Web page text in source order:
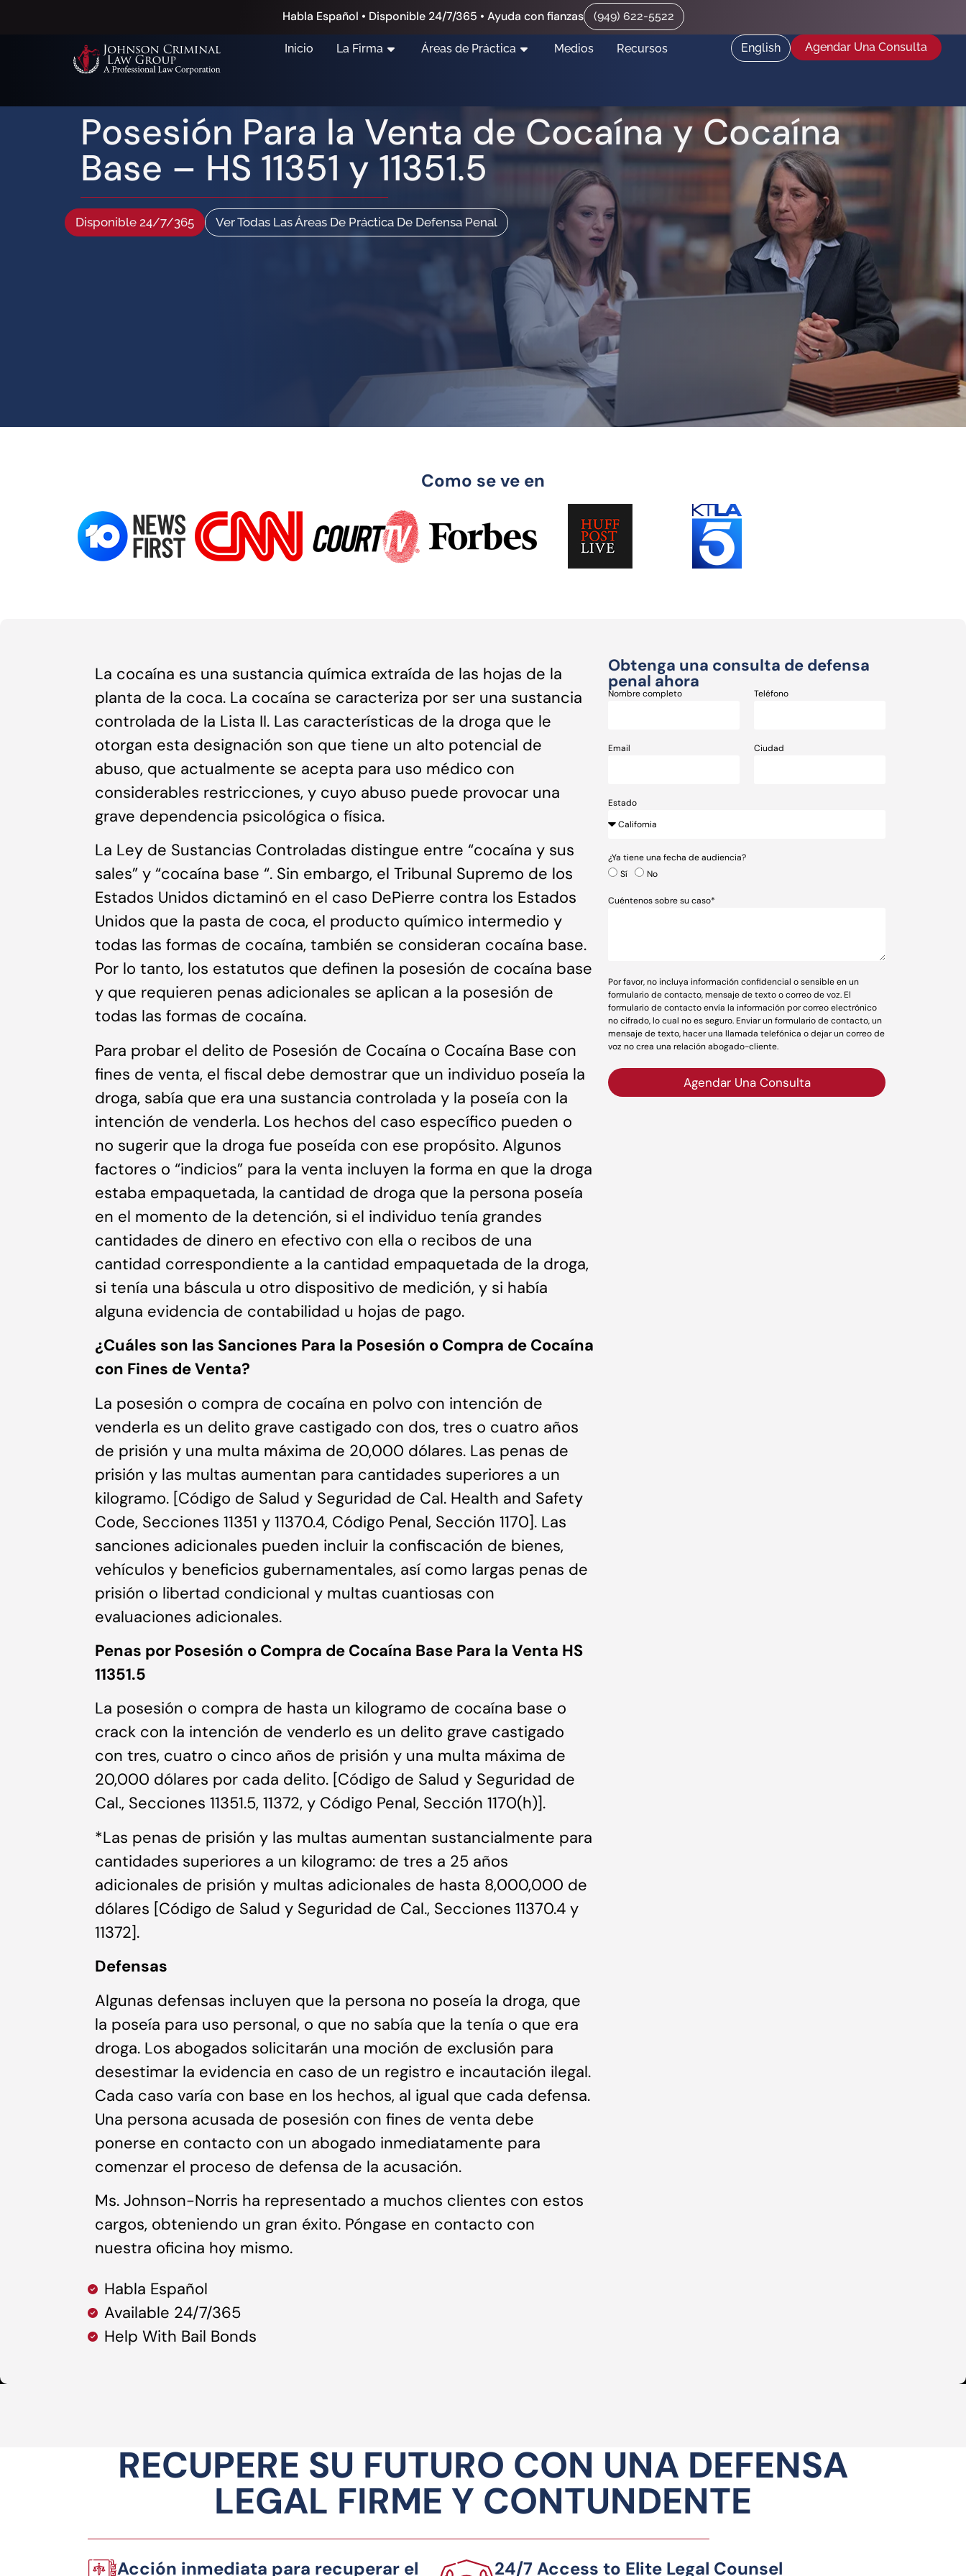
Habla Español • Disponible 24/7/365 • Ayuda con fianzas (949) 622-5522
Inicio La Firma Áreas de Práctica Medios Recursos English Agendar Una Consulta
Posesión Para la Venta de Cocaína y Cocaína
Base – HS 11351 y 11351.5
Disponible 24/7/365 Ver Todas Las Áreas De Práctica De Defensa Penal
Como se ve en
La cocaína es una sustancia química extraída de las hojas de la
planta de la coca. La cocaína se caracteriza por ser una sustancia
controlada de la Lista II. Las características de la droga que le
otorgan esta designación son que tiene un alto potencial de
abuso, que actualmente se acepta para uso médico con
considerables restricciones, y cuyo abuso puede provocar una
grave dependencia psicológica o física.
La Ley de Sustancias Controladas distingue entre “cocaína y sus
sales” y “cocaína base “. Sin embargo, el Tribunal Supremo de los
Estados Unidos dictaminó en el caso DePierre contra los Estados
Unidos que la pasta de coca, el producto químico intermedio y
todas las formas de cocaína, también se consideran cocaína base.
Por lo tanto, los estatutos que definen la posesión de cocaína base
y que requieren penas adicionales se aplican a la posesión de
todas las formas de cocaína.
Para probar el delito de Posesión de Cocaína o Cocaína Base con
fines de venta, el fiscal debe demostrar que un individuo poseía la
droga, sabía que era una sustancia controlada y la poseía con la
intención de venderla. Los hechos del caso específico pueden o
no sugerir que la droga fue poseída con ese propósito. Algunos
factores o “indicios” para la venta incluyen la forma en que la droga
estaba empaquetada, la cantidad de droga que la persona poseía
en el momento de la detención, si el individuo tenía grandes
cantidades de dinero en efectivo con ella o recibos de una
cantidad correspondiente a la cantidad empaquetada de la droga,
si tenía una báscula u otro dispositivo de medición, y si había
alguna evidencia de contabilidad u hojas de pago.
¿Cuáles son las Sanciones Para la Posesión o Compra de Cocaína
con Fines de Venta?
La posesión o compra de cocaína en polvo con intención de
venderla es un delito grave castigado con dos, tres o cuatro años
de prisión y una multa máxima de 20,000 dólares. Las penas de
prisión y las multas aumentan para cantidades superiores a un
kilogramo. [Código de Salud y Seguridad de Cal. Health and Safety
Code, Secciones 11351 y 11370.4, Código Penal, Sección 1170]. Las
sanciones adicionales pueden incluir la confiscación de bienes,
vehículos y beneficios gubernamentales, así como largas penas de
prisión o libertad condicional y multas cuantiosas con
evaluaciones adicionales.
Penas por Posesión o Compra de Cocaína Base Para la Venta HS
11351.5
La posesión o compra de hasta un kilogramo de cocaína base o
crack con la intención de venderlo es un delito grave castigado
con tres, cuatro o cinco años de prisión y una multa máxima de
20,000 dólares por cada delito. [Código de Salud y Seguridad de
Cal., Secciones 11351.5, 11372, y Código Penal, Sección 1170(h)].
*Las penas de prisión y las multas aumentan sustancialmente para
cantidades superiores a un kilogramo: de tres a 25 años
adicionales de prisión y multas adicionales de hasta 8,000,000 de
dólares [Código de Salud y Seguridad de Cal., Secciones 11370.4 y
11372].
Defensas
Algunas defensas incluyen que la persona no poseía la droga, que
la poseía para uso personal, o que no sabía que la tenía o que era
droga. Los abogados solicitarán una moción de exclusión para
desestimar la evidencia en caso de un registro e incautación ilegal.
Cada caso varía con base en los hechos, al igual que cada defensa.
Una persona acusada de posesión con fines de venta debe
ponerse en contacto con un abogado inmediatamente para
comenzar el proceso de defensa de la acusación.
Ms. Johnson-Norris ha representado a muchos clientes con estos
cargos, obteniendo un gran éxito. Póngase en contacto con
nuestra oficina hoy mismo.
Habla Español
Available 24/7/365
Help With Bail Bonds
Obtenga una consulta de defensa
penal ahora
Nombre completo Teléfono
Email Ciudad
Estado
¿Ya tiene una fecha de audiencia?
Sí
No
Cuéntenos sobre su caso*
Por favor, no incluya información confidencial o sensible en un
formulario de contacto, mensaje de texto o correo de voz. El
formulario de contacto envía la información por correo electrónico
no cifrado, lo cual no es seguro. Enviar un formulario de contacto, un
mensaje de texto, hacer una llamada telefónica o dejar un correo de
voz no crea una relación abogado-cliente.
Agendar Una Consulta
RECUPERE SU FUTURO CON UNA DEFENSA
LEGAL FIRME Y CONTUNDENTE
Acción inmediata para recuperar el 24/7 Access to Elite Legal Counsel